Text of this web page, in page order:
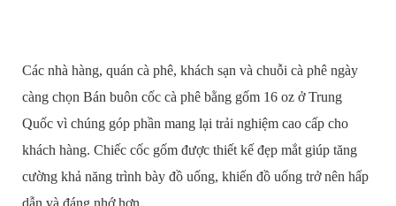
Các nhà hàng, quán cà phê, khách sạn và chuỗi cà phê ngày
càng chọn Bán buôn cốc cà phê bằng gốm 16 oz ở Trung
Quốc vì chúng góp phần mang lại trải nghiệm cao cấp cho
khách hàng. Chiếc cốc gốm được thiết kế đẹp mắt giúp tăng
cường khả năng trình bày đồ uống, khiến đồ uống trở nên hấp